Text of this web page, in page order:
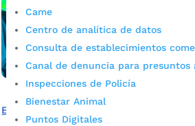
Came
Centro de analítica de datos
Consulta de establecimientos
Canal de denuncia para presuntos
Inspecciones de Policía
Bienestar Animal
Puntos Digitales
Bucaramanga vivirá el gran cierre del